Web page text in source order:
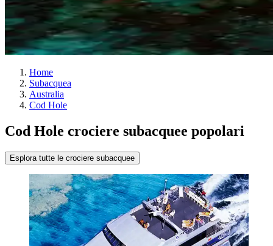
Home
Subacquea
Australia
Cod Hole
Cod Hole crociere subacquee popolari
Esplora tutte le crociere subacquee